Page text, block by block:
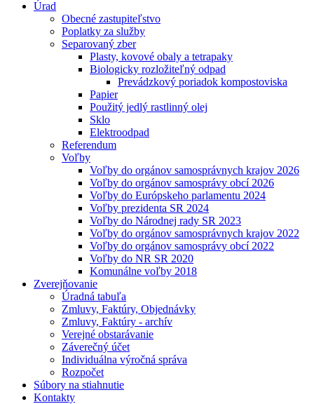
Úrad
Obecné zastupiteľstvo
Poplatky za služby
Separovaný zber
Plasty, kovové obaly a tetrapaky
Biologicky rozložiteľný odpad
Prevádzkový poriadok kompostoviska
Papier
Použitý jedlý rastlinný olej
Sklo
Elektroodpad
Referendum
Voľby
Voľby do orgánov samosprávnych krajov 2026
Voľby do orgánov samosprávy obcí 2026
Voľby do Európskeho parlamentu 2024
Voľby prezidenta SR 2024
Voľby do Národnej rady SR 2023
Voľby do orgánov samosprávnych krajov 2022
Voľby do orgánov samosprávy obcí 2022
Voľby do NR SR 2020
Komunálne voľby 2018
Zverejňovanie
Úradná tabuľa
Zmluvy, Faktúry, Objednávky
Zmluvy, Faktúry - archív
Verejné obstarávanie
Záverečný účet
Individuálna výročná správa
Rozpočet
Súbory na stiahnutie
Kontakty